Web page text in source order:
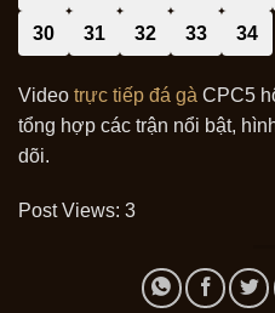
30 31 32 33 34
Video trực tiếp đá gà CPC5
tổng hợp các trận nổi bật,
dõi.
Post Views: 3